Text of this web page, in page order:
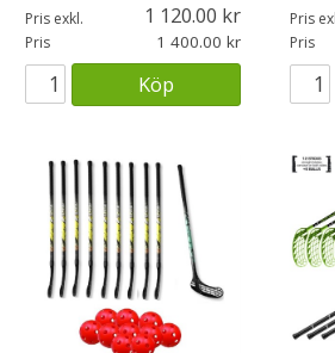
Pris exkl. 1 120.00
Pris 1 400.00
Köp
Pris
Pris